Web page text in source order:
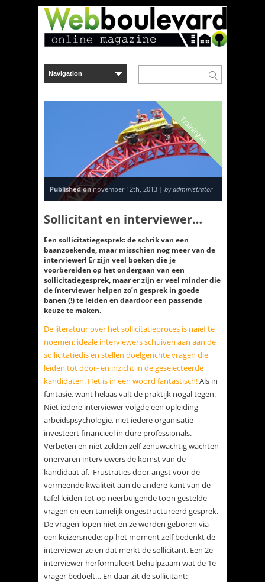
Trainingen
Published onnovember 12th, 2013 | by administrator
Sollicitant en interviewer…
Een sollicitatiegesprek: de schrik van een
baanzoekende, maar misschien nog meer van de
interviewer! Er zijn veel boeken die je
voorbereiden op het ondergaan van een
sollicitatiegesprek, maar er zijn er veel minder die
de ínterviewer helpen zo’n gesprek in goede
banen (!) te leiden en daardoor een passende
keuze te maken.
De literatuur over het sollicitatieproces is naïef te
noemen: ideale interviewers schuiven aan aan de
sollicitatiedis en stellen doelgerichte vragen die
leiden tot door- en inzicht in de geselecteerde
kandidaten. Het is in een woord fantastisch!Als in
fantasie, want helaas valt de praktijk nogal tegen.
Niet iedere interviewer volgde een opleiding
arbeidspsychologie, niet iedere organisatie
investeert financieel in dure professionals.
Verbeten en niet zelden zelf zenuwachtig wachten
onervaren interviewers de komst van de
kandidaat af. Frustraties door angst voor de
vermeende kwaliteit aan de andere kant van de
tafel leiden tot op neerbuigende toon gestelde
vragen en een tamelijk ongestructureerd gesprek.
De vragen lopen niet en ze worden geboren via
een keizersnede: op het moment zelf bedenkt de
interviewer ze en dat merkt de sollicitant. Een 2e
interviewer herformuleert behulpzaam wat de 1e
vrager bedoelt… En daar zit de sollicitant: